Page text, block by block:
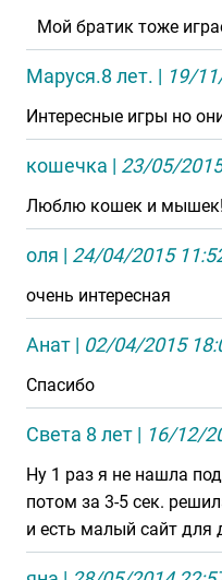
Мой братик тоже
Маруся.8 лет. | 19/
Интересные игры но
кошечка | 23/05/
Люблю кошек и мышек!
оля | 24/04/2015
очень интересная
Анат | 02/04/2015
Спасибо
Света 8 лет | 16/12/
Ну 1 раз я не нашла
потом за 3-5 сек.
и есть малый сайт для